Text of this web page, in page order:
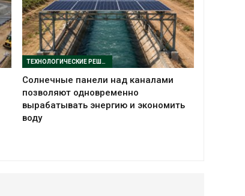
ТЕХНОЛОГИЧЕСКИЕ РЕШЕНИЯ
Солнечные панели над каналами
позволяют одновременно
вырабатывать энергию и экономить
воду